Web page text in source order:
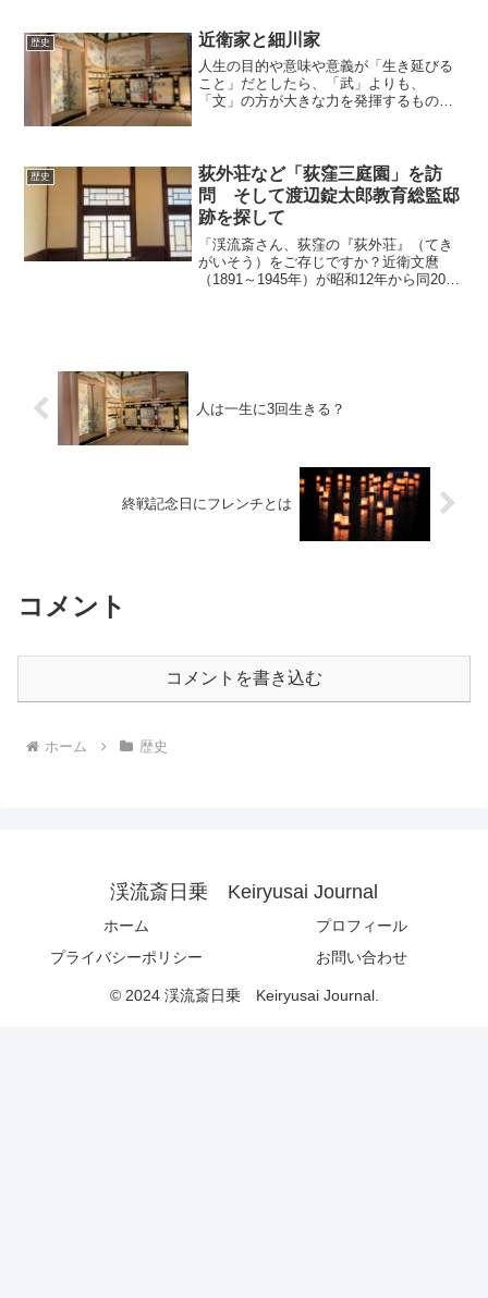
く、祇園祭の山鉾巡行など風俗まで描い
た屏風絵です。室町時代...
歴史 近衛家と細川家
人生の目的や意味や意義が「生き延びる
こと」だとしたら、「武」よりも、
「文」の方が大きな力を発揮するものだ
家と細川家の戦略」を見...
歴史
荻外荘など「荻窪三庭園」を訪
問 そして渡辺錠太郎教育総監邸
跡を探して
「渓流斎さん、荻窪の『荻外荘』（てき
がいそう）をご存じですか？近衛文麿
（1891～1945年）が昭和12年から同20年
人は一生に3回生きる？
終戦記念日にフレンチとは
コメント
コメントを書き込む
ホーム 歴史
渓流斎日乗 Keiryusai Journal
ホーム
プロフィール
プライバシーポリシー
お問い合わせ
© 2024 渓流斎日乗 Keiryusai Journal.